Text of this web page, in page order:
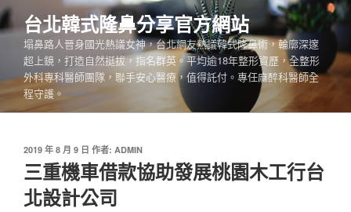
跳
至
內
台北韓式隆鼻分享官方網站
塌鼻路人晉身國光熱議女神，台北網友熱議韓式隆鼻術，輪廓深邃
超上鏡，打造自然挺拔，指名群英。平均逾18年整形資歷，全整形
外科專科醫師團隊，聯手安心醫療，值得託付。專任麻醉科醫師全
程守護。
發
佈
於
2019 年 8 月 9 日 作者: ADMIN
三重機車借款協助發展桃園木工行台
北設計公司